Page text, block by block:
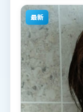
地区首映上线，
最新